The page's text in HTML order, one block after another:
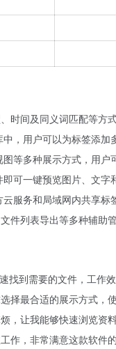
时间及同义词匹配等方
，用户可以为标签添
等多种展示方式，用
可一键预览图片、文字
服务和局域网内共享标
件列表导出等多种辅助
找到需要的文件，工作效
择最合适的展示方式，
，让我能够快速浏览资料
作，非常满意这款软件的